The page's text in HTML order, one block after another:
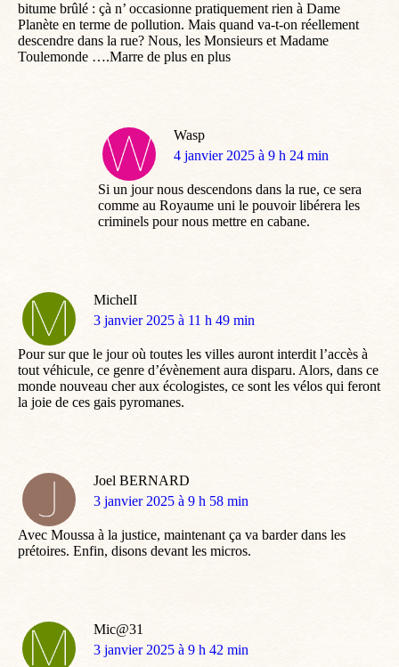
bitume brûlé : çà n’ occasionne pratiquement rien à Dame
Planète en terme de pollution. Mais quand va-t-on réellement
descendre dans la rue? Nous, les Monsieurs et Madame
Toulemonde ….Marre de plus en plus
Wasp
dit
4 janvier 2025 à 9 h 24 min
Si un jour nous descendons dans la rue, ce sera
comme au Royaume uni le pouvoir libérera les
criminels pour nous mettre en cabane.
MichelI
dit
3 janvier 2025 à 11 h 49 min
Pour sur que le jour où toutes les villes auront interdit l’accès à
tout véhicule, ce genre d’évènement aura disparu. Alors, dans ce
monde nouveau cher aux écologistes, ce sont les vélos qui feront
la joie de ces gais pyromanes.
Joel BERNARD
dit
3 janvier 2025 à 9 h 58 min
Avec Moussa à la justice, maintenant ça va barder dans les
prétoires. Enfin, disons devant les micros.
Mic@31
dit
3 janvier 2025 à 9 h 42 min